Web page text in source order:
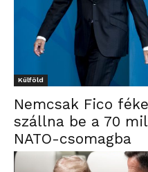
Külföld
Nemcsak Fico
szállna be a 70
NATO-csomagba